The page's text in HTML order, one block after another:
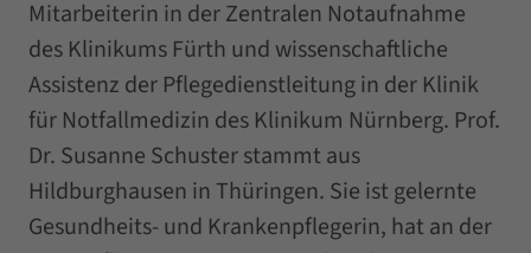
Mitarbeiterin in der Zentralen Notaufnahme
des Klinikums Fürth und wissenschaftliche
Assistenz der Pflegedienstleitung in der Klinik
für Notfallmedizin des Klinikum Nürnberg. Prof.
Dr. Susanne Schuster stammt aus
Hildburghausen in Thüringen. Sie ist gelernte
Gesundheits- und Krankenpflegerin, hat an der